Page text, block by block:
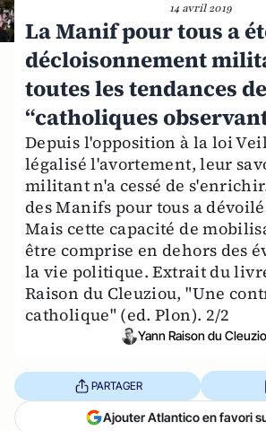
14 avril 2019
La Manif pour tous a
décloisonnement
toutes les tendances
“catholiques
Depuis l'opposition à la loi
légalisé l'avortement, leur
militant n'a cessé de
des Manifs pour tous a
Mais cette capacité de
être comprise en dehors des
la vie politique. Extrait du
Raison du Cleuziou, "Une
catholique" (ed. Plon). 2/2
Yann Raison du
PARTAGER
Ajouter Atlantico en favori